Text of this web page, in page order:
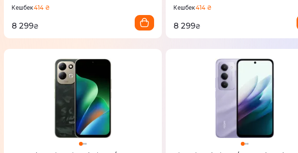
Кешбек414 ₴
8 299₴
Кешбек414 ₴
8 299₴